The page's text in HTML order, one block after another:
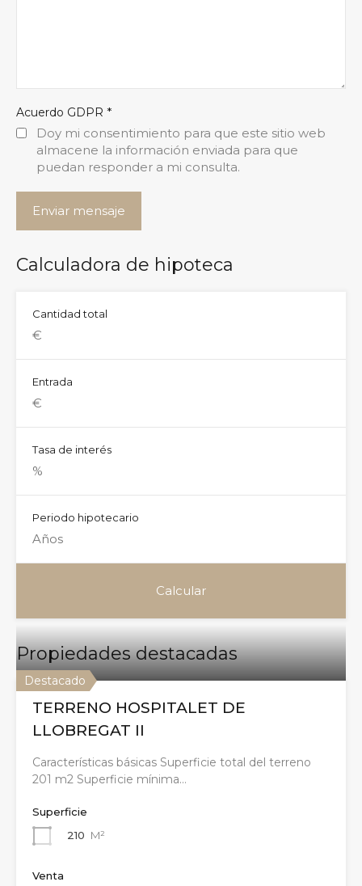
Acuerdo GDPR *
Doy mi consentimiento para que este sitio web
almacene la información enviada para que
puedan responder a mi consulta.
Calculadora de hipoteca
Cantidad total
Entrada
Tasa de interés
Periodo hipotecario
Propiedades destacadas
Destacado
TERRENO HOSPITALET DE
LLOBREGAT II
Características básicas Superficie total del terreno
201 m2 Superficie mínima…
Superficie
210 M²
Venta